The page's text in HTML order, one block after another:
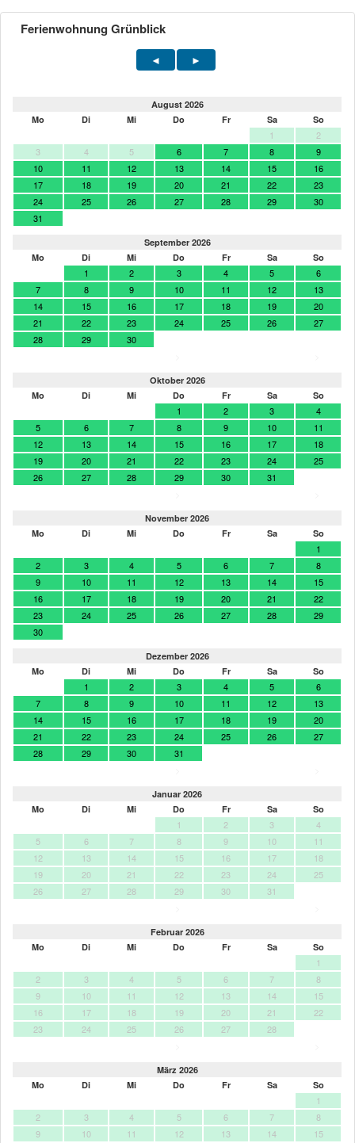
Ferienwohnung Grünblick
August 2026
Mo
Di Mi Do Fr Sa So
1
2
3
4 5 6 7 8
9
10
11 12 13 14 15
16
17
18 19 20 21 22
23
24
25 26 27 28 29
30
31
September 2026
Mo
Di Mi Do Fr Sa So
1 2 3 4 5
6
7
8 9 10 11 12
13
14
15 16 17 18 19
20
21
22 23 24 25 26
27
28
29
30
Oktober 2026
Mo
Di Mi Do Fr Sa So
1 2 3
4
5
6 7 8 9 10
11
12
13 14 15 16 17
18
19
20 21 22 23 24
25
26
27 28 29 30
31
November 2026
Mo
Di Mi Do Fr Sa So
1
2
3 4 5 6 7
8
9
10 11 12 13 14
15
16
17 18 19 20 21
22
23
24 25 26 27 28
29
30
Dezember 2026
Mo
Di Mi Do Fr Sa So
1 2 3 4 5
6
7
8 9 10 11 12
13
14
15 16 17 18 19
20
21
22 23 24 25 26
27
28
29 30
31
Januar 2026
Mo
Di Mi Do Fr Sa So
1 2 3
4
5
6 7 8 9 10
11
12
13 14 15 16 17
18
19
20 21 22 23 24
25
26
27 28 29 30
31
Februar 2026
Mo
Di Mi Do Fr Sa So
1
2
3 4 5 6 7
8
9
10 11 12 13 14
15
16
17 18 19 20 21
22
23
24 25 26 27
28
März 2026
Mo
Di Mi Do Fr Sa So
1
2
3 4 5 6 7
8
9
10 11 12 13 14
15